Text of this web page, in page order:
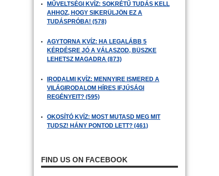
MŰVELTSÉGI KVÍZ: SOKRÉTŰ TUDÁS KELL
AHHOZ, HOGY SIKERÜLJÖN EZ A
TUDÁSPRÓBA! (578)
AGYTORNA KVÍZ: HA LEGALÁBB 5
KÉRDÉSRE JÓ A VÁLASZOD, BÜSZKE
LEHETSZ MAGADRA (873)
IRODALMI KVÍZ: MENNYIRE ISMERED A
VILÁGIRODALOM HÍRES IFJÚSÁGI
REGÉNYEIT? (595)
OKOSÍTÓ KVÍZ: MOST MUTASD MEG MIT
TUDSZ! HÁNY PONTOD LETT? (461)
FIND US ON FACEBOOK